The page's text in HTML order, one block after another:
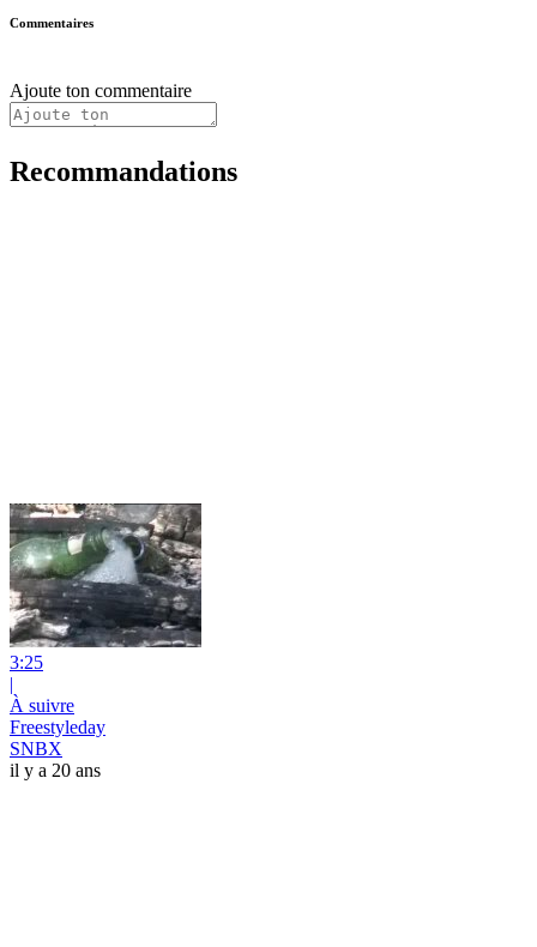
Commentaires
Ajoute ton commentaire
Recommandations
3:25
|
À suivre
Freestyleday
SNBX
il y a 20 ans